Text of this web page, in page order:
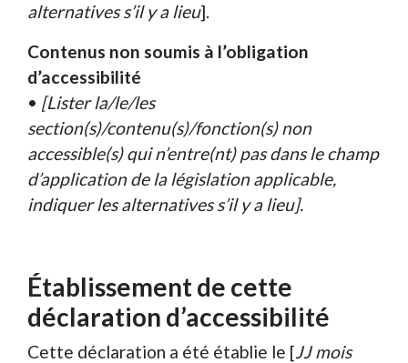
alternatives s’il y a lieu].
Contenus non soumis à l’obligation
d’accessibilité
• [Lister la/le/les
section(s)/contenu(s)/fonction(s) non
accessible(s) qui n’entre(nt) pas dans le champ
d’application de la législation applicable,
indiquer les alternatives s’il y a lieu].
Établissement de cette
déclaration d’accessibilité
Cette déclaration a été établie le [JJ mois